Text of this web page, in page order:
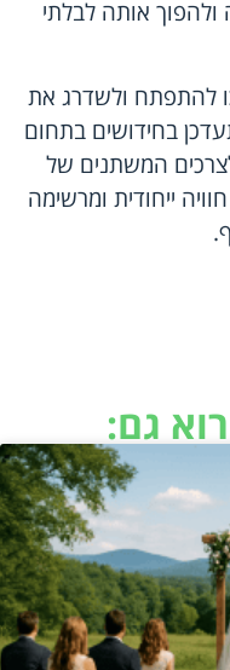
ולהפוך אותה לבלתי
להתפתח ולשדרג את
בחידושים בתחום
המשתנים של
ייחודית ומרשימה
גם: